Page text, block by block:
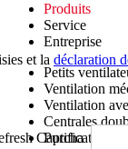
Produits
Service
Entreprise
Petits
Ventilation
Ventilation
Centrales
Purificateurs
et la déclaration